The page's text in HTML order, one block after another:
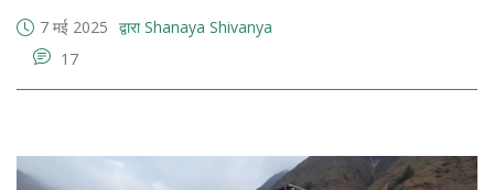
7 मई 2025 द्वारा Shanaya Shivanya
17